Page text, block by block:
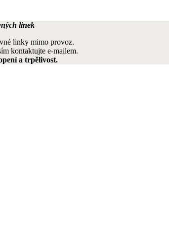
linek
linky mimo provoz.
kontaktujte e-mailem.
a trpělivost.